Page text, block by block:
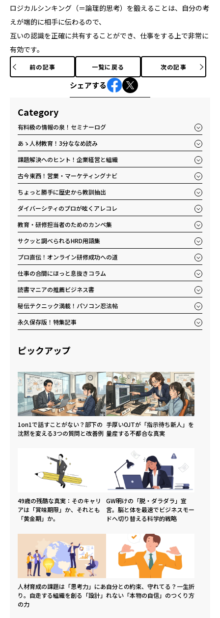
ロジカルシンキング（＝論理的思考）を鍛えることは、自分の考
えが端的に相手に伝わるので、
互いの認識を正確に共有することができ、仕事をする上で非常に
有効です。
Category
有料級の情報の泉！セミナーログ
あゝ人材教育！3分ななめ読み
課題解決へのヒント！企業経営と組織
古今東西！営業・マーケティングナビ
ちょっと勝手に歴史から教訓抽出
ダイバーシティのプロが呟くアレコレ
教育・研修担当者のためのカンペ集
サクッと調べられるHRD用語集
プロ直伝！オンライン研修成功への道
仕事の合間にほっと息抜きコラム
読書マニアの推薦ビジネス書
秘伝テクニック満載！パソコン忍法帖
永久保存版！特集記事
ピックアップ
1on1で話すことがない？部下の
沈黙を変える3つの質問と改善例
手厚いOJTが「指示待ち新人」を
量産する不都合な真実
49歳の残酷な真実：そのキャリ
アは「賞味期限」か、それとも
「黄金期」か。
GW明けの「脱・ダラダラ」宣
言。脳と体を最速でビジネスモー
ドへ切り替える科学的戦略
人材育成の課題は「思考力」にあ
り。自走する組織を創る「設計」
の力
自分との約束、守れてる？一生折
れない「本物の自信」のつくり方
前の記事 一覧に戻る 次の記事
シェアする